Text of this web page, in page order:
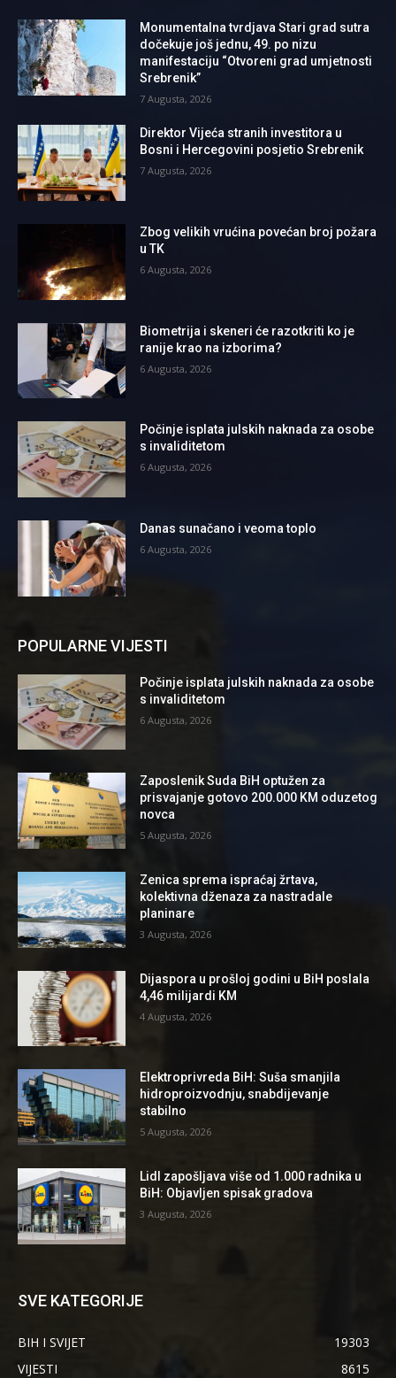
Monumentalna tvrdjava Stari grad sutra
dočekuje još jednu, 49. po nizu
manifestaciju “Otvoreni grad umjetnosti
Srebrenik”
7 Augusta, 2026
Direktor Vijeća stranih investitora u
Bosni i Hercegovini posjetio Srebrenik
7 Augusta, 2026
Zbog velikih vrućina povećan broj požara
u TK
6 Augusta, 2026
Biometrija i skeneri će razotkriti ko je
ranije krao na izborima?
6 Augusta, 2026
Počinje isplata julskih naknada za osobe
s invaliditetom
6 Augusta, 2026
Danas sunačano i veoma toplo
6 Augusta, 2026
POPULARNE VIJESTI
Počinje isplata julskih naknada za osobe
s invaliditetom
6 Augusta, 2026
Zaposlenik Suda BiH optužen za
prisvajanje gotovo 200.000 KM oduzetog
novca
5 Augusta, 2026
Zenica sprema ispraćaj žrtava,
kolektivna dženaza za nastradale
planinare
3 Augusta, 2026
Dijaspora u prošloj godini u BiH poslala
4,46 milijardi KM
4 Augusta, 2026
Elektroprivreda BiH: Suša smanjila
hidroproizvodnju, snabdijevanje
stabilno
5 Augusta, 2026
Lidl zapošljava više od 1.000 radnika u
BiH: Objavljen spisak gradova
3 Augusta, 2026
SVE KATEGORIJE
BIH I SVIJET
19303
VIJESTI
8615